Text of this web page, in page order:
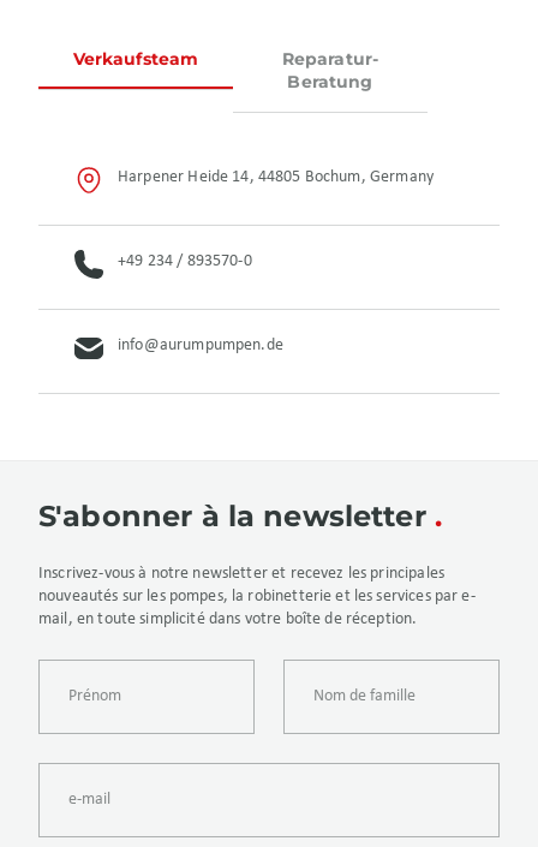
Verkaufsteam
Reparatur-
Beratung
Harpener Heide 14, 44805 Bochum, Germany
+49 234 / 893570-0
info@aurumpumpen.de
S'abonner à la newsletter
Inscrivez-vous à notre newsletter et recevez les principales
nouveautés sur les pompes, la robinetterie et les services par e-
mail, en toute simplicité dans votre boîte de réception.